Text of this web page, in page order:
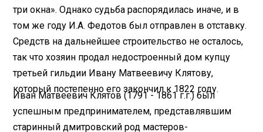
три окна». Однако судьба распорядилась иначе, и в
том же году И.А. Федотов был отправлен в отставку.
Средств на дальнейшее строительство не осталось,
так что хозяин продал недостроенный дом купцу
третьей гильдии Ивану Матвеевичу Клятову,
который постепенно его закончил к 1822 году.
Иван Матвеевич Клятов (1791 - 1861 г.г.) был
успешным предпринимателем, представлявшим
старинный дмитровский род мастеров-